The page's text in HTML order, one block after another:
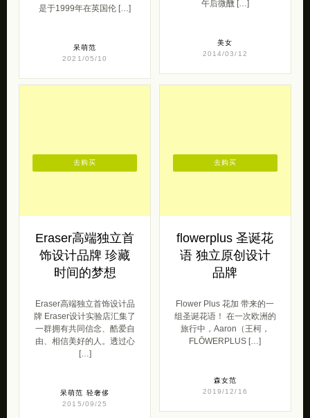
是于1999年在英国伦 […]
呆萌范
2021/05/10
午后微醺 […]
美女
2014/03/12
Eraser高端独立首
饰设计品牌 珍藏
时间的梦想
Eraser高端独立首饰设计品
牌 Eraser设计实验店汇集了
一群拥有共同信念、酷爱自
由、相信美好的人。透过心
[…]
呆萌范 轻奢侈
2015/09/25
去购买
flowerplus 圣诞花
语 独立原创设计
品牌
Flower Plus 花加 带来的一
组圣诞花语！ 在一次欧洲的
旅行中，Aaron（王柯，
FLŌWERPLUS […]
森女范
2019/12/16
去购买